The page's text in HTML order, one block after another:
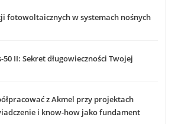
fotowoltaicznych w systemach nośnych
50 II: Sekret długowieczności Twojej
z Akmel przy projektach
i know-how jako fundament